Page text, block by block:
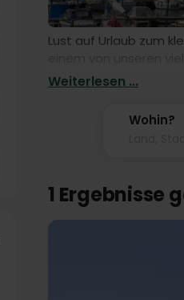
Lust auf Urlaub zum
einem von unseren
eigener Anreise.
Weiterlesen ...
Wohin?
1 Ergebnisse